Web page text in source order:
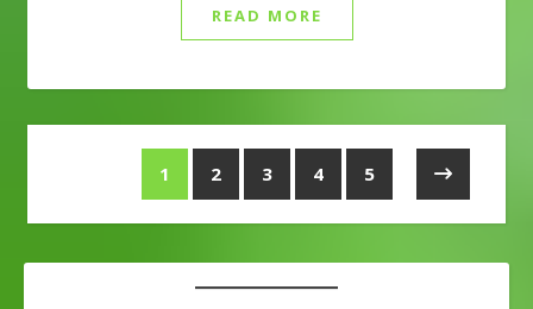
READ MORE
1 2 3 4 5